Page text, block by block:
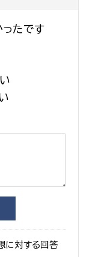
ったです
に対する回答